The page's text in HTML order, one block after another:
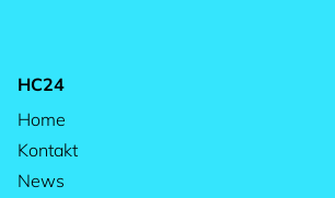
HC24
Home
Kontakt
News